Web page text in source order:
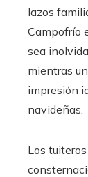
lazos
Campofrío
sea
mientras
impresión
navideñas.
Los